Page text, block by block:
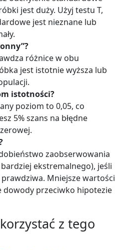
jest duży. Użyj testu T,
jest nieznane lub
różnice w obu
jest istotnie wyższa lub
istotności?
poziom to 0,05, co
5% szans na błędne
zaobserwowania
ekstremalnego), jeśli
Mniejsze wartości
dowody przeciwko hipotezie
z tego